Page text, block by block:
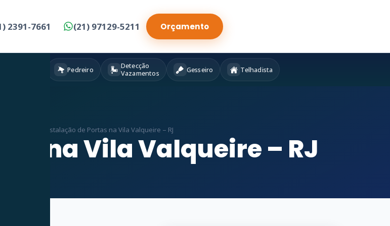
2391-7661 (21) 97129-5211 Orçamento
Pedreiro
Detecção
Vazamentos
Gesseiro Telhadista
Instalação de Portas na Vila Valqueire – RJ
na Vila Valqueire – RJ